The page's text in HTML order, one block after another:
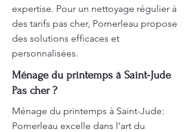
expertise. Pour un nettoyage régulier à
des tarifs pas cher, Pomerleau propose
des solutions efficaces et
personnalisées.
Ménage du printemps à Saint-Jude
Pas cher ?
Ménage du printemps à Saint-Jude:
Pomerleau excelle dans l’art du